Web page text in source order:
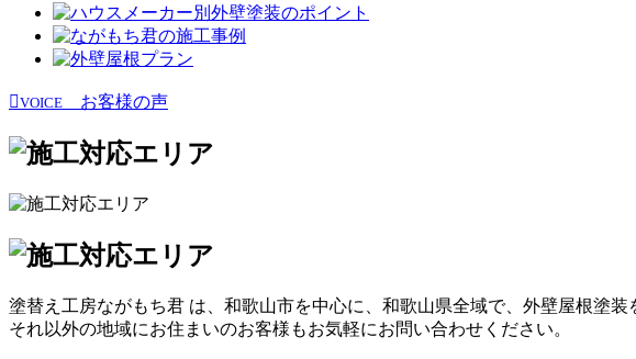
VOICE お客様の声
塗替え工房ながもち君 は、和歌山市を中心に、和歌山県全域で、外壁屋根塗装
それ以外の地域にお住まいのお客様もお気軽にお問い合わせください。